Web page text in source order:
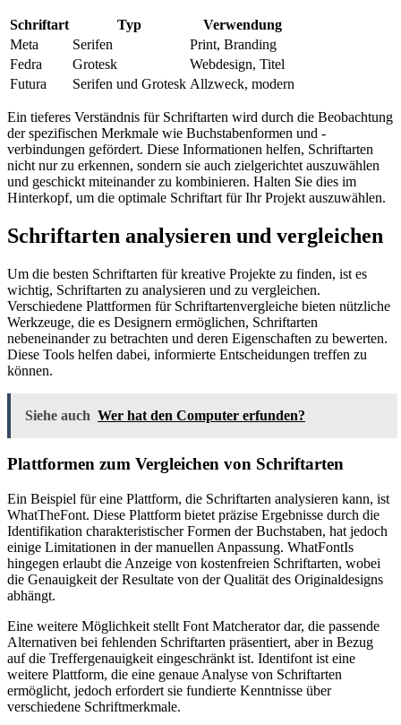
Schriftart Typ
Verwendung
Meta
Serifen
Print, Branding
Fedra
Grotesk
Webdesign, Titel
Futura
Serifen und Grotesk Allzweck, modern
Ein tieferes Verständnis für Schriftarten wird durch die Beobachtung
der spezifischen Merkmale wie Buchstabenformen und -
verbindungen gefördert. Diese Informationen helfen, Schriftarten
nicht nur zu erkennen, sondern sie auch zielgerichtet auszuwählen
und geschickt miteinander zu kombinieren. Halten Sie dies im
Hinterkopf, um die optimale Schriftart für Ihr Projekt auszuwählen.
Schriftarten analysieren und vergleichen
Um die besten Schriftarten für kreative Projekte zu finden, ist es
wichtig, Schriftarten zu analysieren und zu vergleichen.
Verschiedene Plattformen für Schriftartenvergleiche bieten nützliche
Werkzeuge, die es Designern ermöglichen, Schriftarten
nebeneinander zu betrachten und deren Eigenschaften zu bewerten.
Diese Tools helfen dabei, informierte Entscheidungen treffen zu
können.
Siehe auch Wer hat den Computer erfunden?
Plattformen zum Vergleichen von Schriftarten
Ein Beispiel für eine Plattform, die Schriftarten analysieren kann, ist
WhatTheFont. Diese Plattform bietet präzise Ergebnisse durch die
Identifikation charakteristischer Formen der Buchstaben, hat jedoch
einige Limitationen in der manuellen Anpassung. WhatFontIs
hingegen erlaubt die Anzeige von kostenfreien Schriftarten, wobei
die Genauigkeit der Resultate von der Qualität des Originaldesigns
abhängt.
Eine weitere Möglichkeit stellt Font Matcherator dar, die passende
Alternativen bei fehlenden Schriftarten präsentiert, aber in Bezug
auf die Treffergenauigkeit eingeschränkt ist. Identifont ist eine
weitere Plattform, die eine genaue Analyse von Schriftarten
ermöglicht, jedoch erfordert sie fundierte Kenntnisse über
verschiedene Schriftmerkmale.